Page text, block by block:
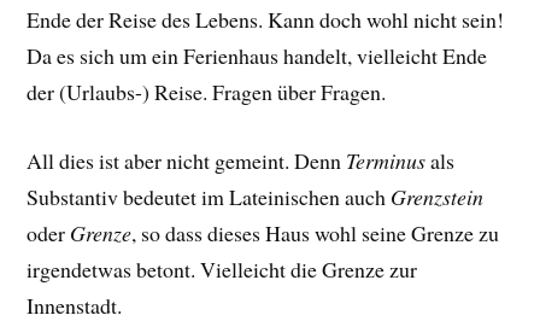
Ende der Reise des Lebens. Kann doch wohl nicht sein!
Da es sich um ein Ferienhaus handelt, vielleicht Ende
der (Urlaubs-) Reise. Fragen über Fragen.
All dies ist aber nicht gemeint. Denn Terminusals
Substantiv bedeutet im Lateinischen auch Grenzstein
oder Grenze, so dass dieses Haus wohl seine Grenze zu
irgendetwas betont. Vielleicht die Grenze zur
Innenstadt.